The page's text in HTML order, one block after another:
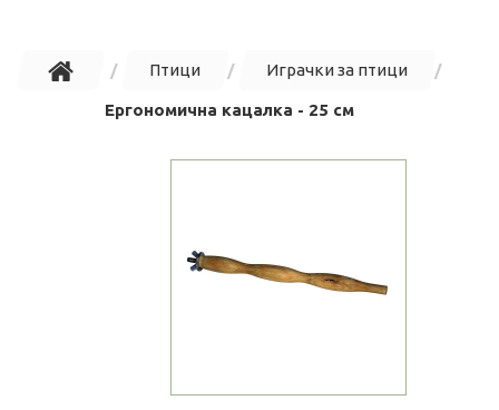
Птици Играчки за птици
Ергономична кацалка - 25 см